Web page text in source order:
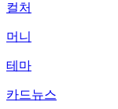
컬처
머니
테마
카드뉴스